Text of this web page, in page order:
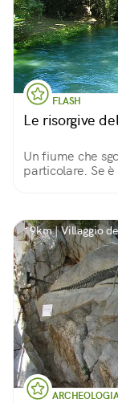
FLASH
Le risorgive
Un fiume che
particolare. Se
19km | Villaggio